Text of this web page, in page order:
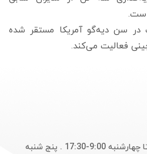
در سن دیه‌گو آمریکا مستقر شده
فعالیت می‌کند.
پاسخگوی شما هستیم : شنبه تا چهارشنبه 9:00-17:30 . پنج شنبه